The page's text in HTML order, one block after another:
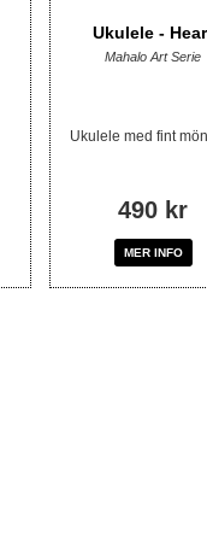
Ukulele -
Mahalo Art Serie
Ukulele med fint
490 kr
MER INFO